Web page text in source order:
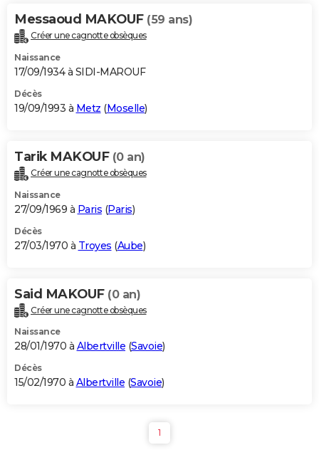
Messaoud MAKOUF (59 ans)
Créer une cagnotte obsèques
Naissance
17/09/1934 à SIDI-MAROUF
Décès
19/09/1993 à Metz (Moselle)
Tarik MAKOUF (0 an)
Créer une cagnotte obsèques
Naissance
27/09/1969 à Paris (Paris)
Décès
27/03/1970 à Troyes (Aube)
Said MAKOUF (0 an)
Créer une cagnotte obsèques
Naissance
28/01/1970 à Albertville (Savoie)
Décès
15/02/1970 à Albertville (Savoie)
1